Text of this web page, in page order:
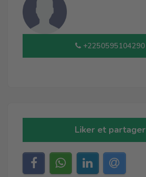
+2250595104290
Liker et partager